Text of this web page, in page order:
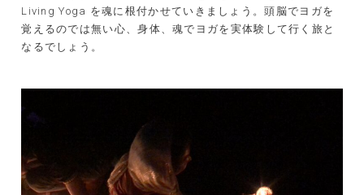
Living Yoga を魂に根付かせていきましょう。頭脳でヨガを
覚えるのでは無い心、身体、魂でヨガを実体験して行く旅と
なるでしょう。